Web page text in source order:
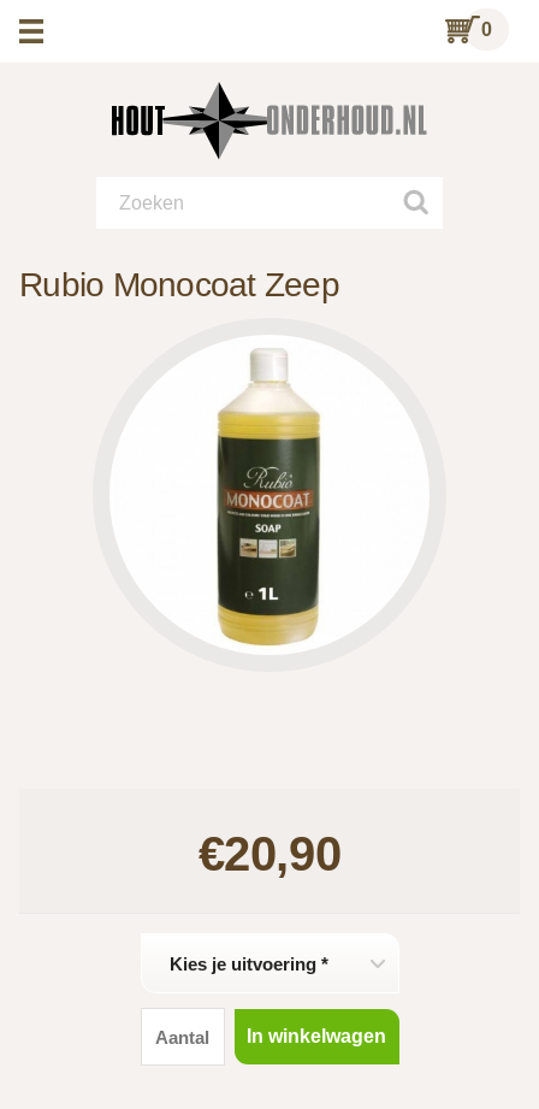
Rubio Monocoat Zeep
€20,90
Kies je uitvoering *
In winkelwagen
0